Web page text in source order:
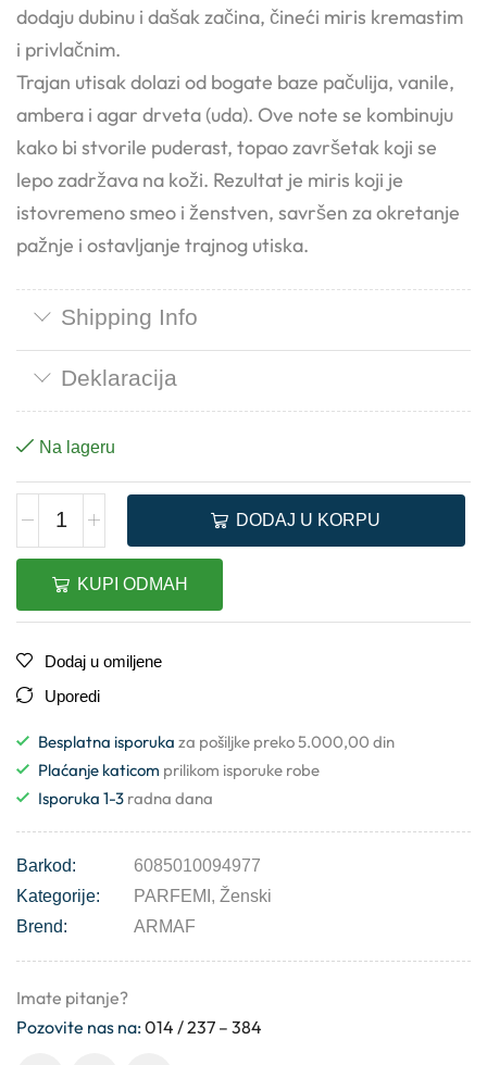
dodaju dubinu i dašak začina, čineći miris kremastim
i privlačnim.
Trajan utisak dolazi od bogate baze pačulija, vanile,
ambera i agar drveta (uda). Ove note se kombinuju
kako bi stvorile puderast, topao završetak koji se
lepo zadržava na koži. Rezultat je miris koji je
istovremeno smeo i ženstven, savršen za okretanje
pažnje i ostavljanje trajnog utiska.
Shipping Info
Deklaracija
Na lageru
DODAJ U KORPU
KUPI ODMAH
Dodaj u omiljene
Uporedi
Besplatna isporuka za pošiljke preko 5.000,00 din
Plaćanje katicom prilikom isporuke robe
Isporuka 1-3 radna dana
Barkod:
6085010094977
Kategorije:
PARFEMI , Ženski
Brend:
ARMAF
Imate pitanje?
Pozovite nas na:014 / 237 – 384